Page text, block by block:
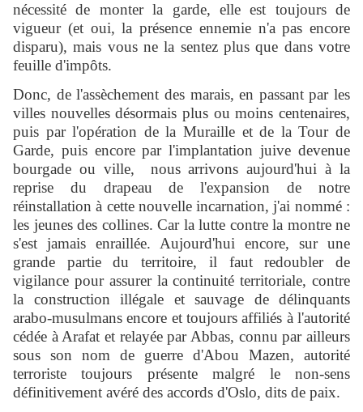
nécessité de monter la garde, elle est toujours de
vigueur (et oui, la présence ennemie n'a pas encore
disparu), mais vous ne la sentez plus que dans votre
feuille d'impôts.
Donc, de l'assèchement des marais, en passant par les
villes nouvelles désormais plus ou moins centenaires,
puis par l'opération de la Muraille et de la Tour de
Garde, puis encore par l'implantation juive devenue
bourgade ou ville, nous arrivons aujourd'hui à la
reprise du drapeau de l'expansion de notre
réinstallation à cette nouvelle incarnation, j'ai nommé :
les jeunes des collines. Car la lutte contre la montre ne
s'est jamais enraillée. Aujourd'hui encore, sur une
grande partie du territoire, il faut redoubler de
vigilance pour assurer la continuité territoriale, contre
la construction illégale et sauvage de délinquants
arabo-musulmans encore et toujours affiliés à l'autorité
cédée à Arafat et relayée par Abbas, connu par ailleurs
sous son nom de guerre d'Abou Mazen, autorité
terroriste toujours présente malgré le non-sens
définitivement avéré des accords d'Oslo, dits de paix.